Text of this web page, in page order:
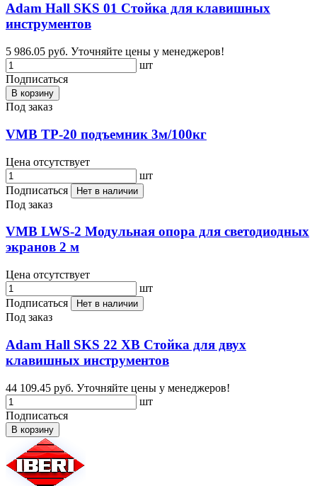
Adam Hall SKS 01 Стойка для клавишных
инструментов
5 986.05 руб. Уточняйте цены у менеджеров!
шт
Подписаться
В корзину
Под заказ
VMB TP-20 подъемник 3м/100кг
Цена отсутствует
шт
Подписаться
Нет в наличии
Под заказ
VMB LWS-2 Модульная опора для светодиодных
экранов 2 м
Цена отсутствует
шт
Подписаться
Нет в наличии
Под заказ
Adam Hall SKS 22 XB Стойка для двух
клавишных инструментов
44 109.45 руб. Уточняйте цены у менеджеров!
шт
Подписаться
В корзину